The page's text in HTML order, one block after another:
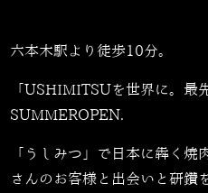
六本木駅より徒歩10分。
「USHIMITSUを世界に。
SUMMEROPEN.
「うしみつ」で日本に犇く焼
さんのお客様と出会いと研鑽